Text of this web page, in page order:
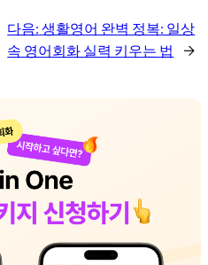
다음: 생활영어 완벽 정복: 일상
속 영어회화 실력 키우는 법
→